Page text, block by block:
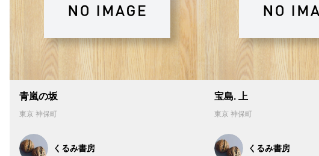
青嵐の坂
東京 神保町
くるみ書房
宝島. 上
東京 神保町
くるみ書房